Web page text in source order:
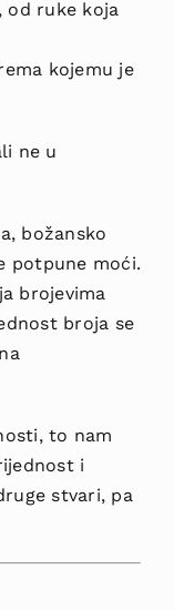
od ruke koja
kojemu je
ne u
božansko
potpune moći.
brojevima
broja se
to nam
i
stvari, pa